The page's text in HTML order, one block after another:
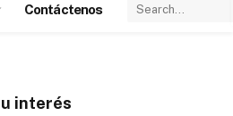
Contáctenos
interés